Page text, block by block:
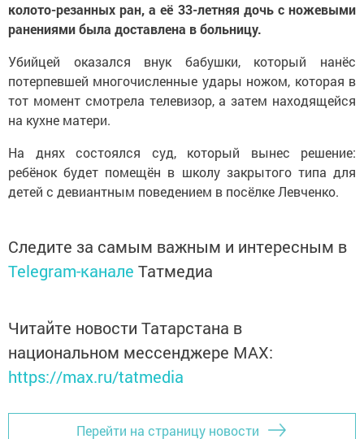
колото-резанных ран, а её 33-летняя дочь с ножевыми
ранениями была доставлена в больницу.
Убийцей оказался внук бабушки, который нанёс
потерпевшей многочисленные удары ножом, которая в
тот момент смотрела телевизор, а затем находящейся
на кухне матери.
На днях состоялся суд, который вынес решение:
ребёнок будет помещён в школу закрытого типа для
детей с девиантным поведением в посёлке Левченко.
Следите за самым важным и интересным в
Telegram-канале Татмедиа
Читайте новости Татарстана в
национальном мессенджере MАХ:
https://max.ru/tatmedia
Перейти на страницу новости